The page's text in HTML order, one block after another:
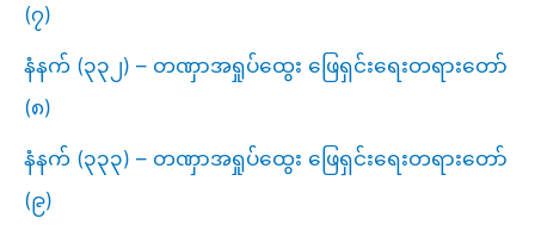
(၇)
နံနက် (၃၃၂) – တဏှာအရှုပ်ထွေး ဖြေရှင်းရေးတရားတော်
(၈)
နံနက် (၃၃၃) – တဏှာအရှုပ်ထွေး ဖြေရှင်းရေးတရားတော်
(၉)